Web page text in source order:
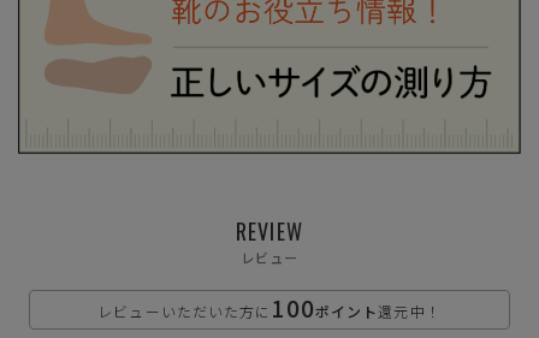
REVIEW
レビュー
レビューいただいた方に 100ポイント還元中！